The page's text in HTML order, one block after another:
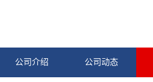
公司介绍 公司动态